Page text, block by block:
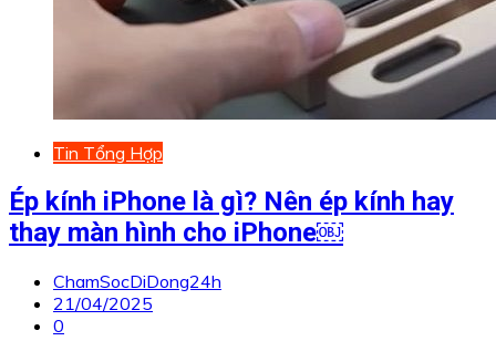
Tin Tổng Hợp
Ép kính iPhone là gì? Nên ép kính hay
thay màn hình cho iPhone￼
ChamSocDiDong24h
21/04/2025
0